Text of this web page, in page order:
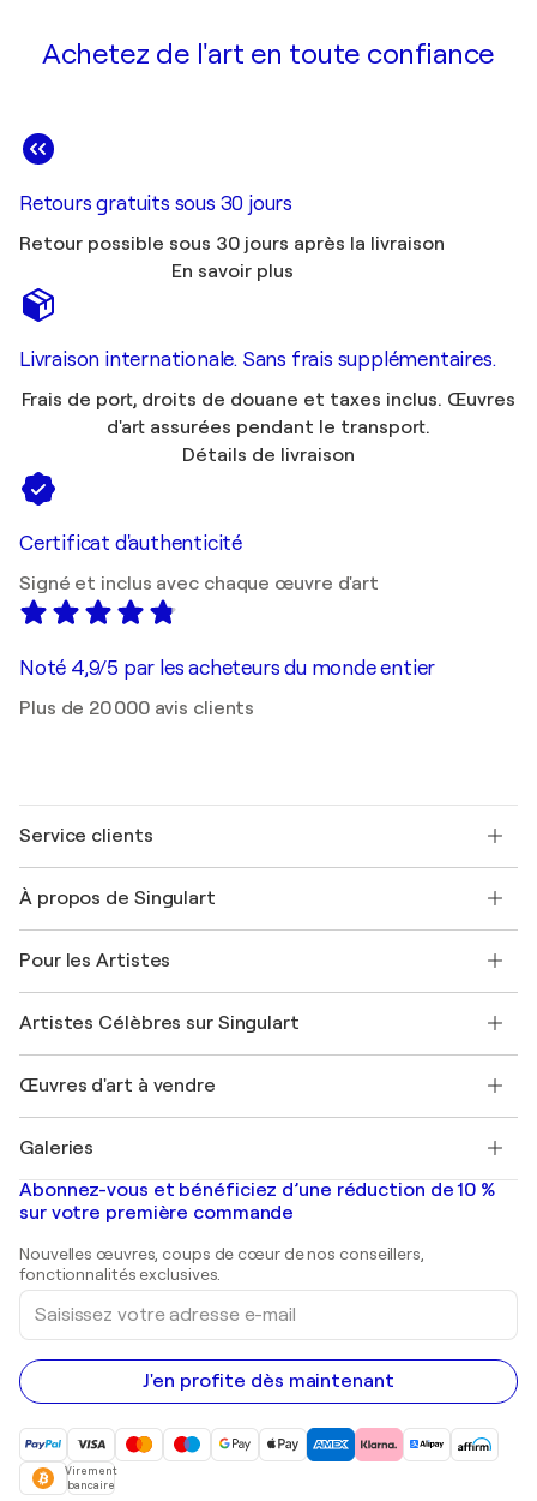
Achetez de l'art en toute confiance
Retours gratuits sous 30 jours
Retour possible sous 30 jours après la livraison
En savoir plus
Livraison internationale. Sans frais supplémentaires.
Frais de port, droits de douane et taxes inclus. Œuvres
d'art assurées pendant le transport.
Détails de livraison
Certificat d'authenticité
Signé et inclus avec chaque œuvre d'art
Noté 4,9/5 par les acheteurs du monde entier
Plus de 20 000 avis clients
Service clients
Expédition
Offrir une carte cadeau
Rejoignez notre programme commercial
Mon compte
+33 1 76 44 06 42
À propos de Singulart
FAQ
Magazine Singulart
Emplois
Découvrez une sélection d'art original
Pour les Artistes
Se connecter en tant qu'Artiste
Artistes Célèbres sur Singulart
Marc Chagall
Banksy
Mr. Brainwash
Shepard Fairey
Œuvres d'art à vendre
Tableaux abstraits à vendre
Peintures de paysage
Estampes
Peintures acryliques
Galeries
Galeries d'art en France
Galeries d'art en Belgique
Abonnez-vous et bénéficiez d’une réduction de 10 %
sur votre première commande
Nouvelles œuvres, coups de cœur de nos conseillers,
fonctionnalités exclusives.
Saisissez
votre
adresse
e-
mail
J'en profite dès maintenant
Virement
bancaire